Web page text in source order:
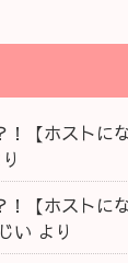
！【ホストに
！【ホストに
い より